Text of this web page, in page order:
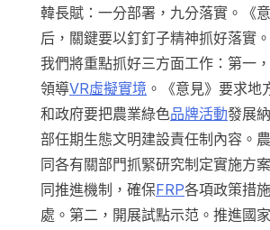
韓長賦：一分部署，九分落實。《
后，關鍵要以釘釘子精神抓好落實
我們將重點抓好三方面工作：第一
領導VR虛擬實境 。《意見》要求地
和政府要把農業綠色品牌活動發展
部任期生態文明建設責任制內容。
同各有關部門抓緊研究制定實施方
同推進機制，確保FRP各項政策措
處。第二，開展試點示范。推進國